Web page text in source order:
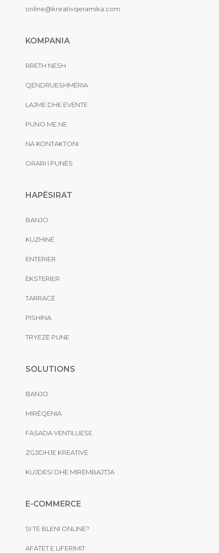
online@kreativqeramika.com
KOMPANIA
RRETH NESH
QËNDRUESHMËRIA
LAJME DHE EVENTE
PUNO ME NE
NA KONTAKTONI
ORARI I PUNËS
HAPËSIRAT
BANJO
KUZHINË
ENTERIER
EKSTERIER
TARRACË
PISHINA
TRYEZË PUNE
SOLUTIONS
BANJO
MIRËQENIA
FASADA VENTILUESE
ZGJIDHJE KREATIVE
KUJDESI DHE MIRËMBAJTJA
E-COMMERCE
SI TË BLENI ONLINE?
AFATET E LIFERIMIT